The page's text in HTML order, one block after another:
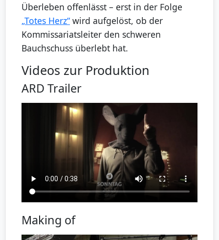
Überleben offenlässt – erst in der Folge
„Totes Herz“ wird aufgelöst, ob der
Kommissariatsleiter den schweren
Bauchschuss überlebt hat.
Videos zur Produktion
ARD Trailer
Making of